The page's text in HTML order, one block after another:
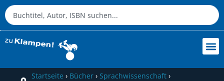
Startseite › Bücher› Sprachwissenschaft›